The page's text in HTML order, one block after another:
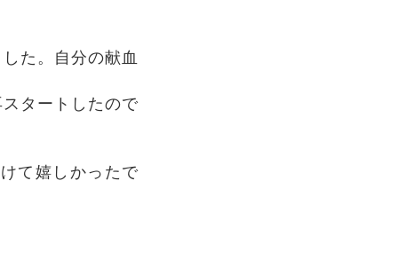
た。自分の献血
タートしたので
て嬉しかったで